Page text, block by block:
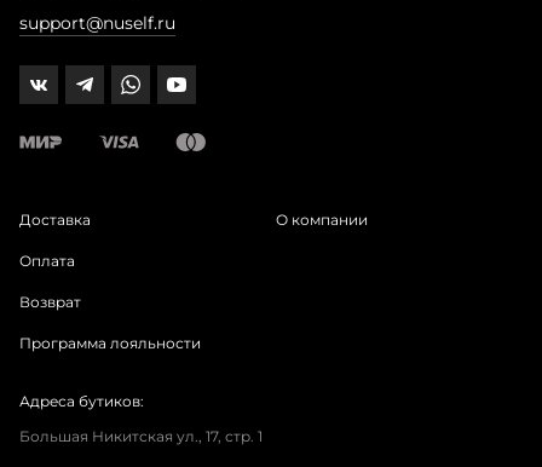
support@nuself.ru
Доставка
Оплата
Возврат
Программа лояльности
О компании
Адреса бутиков:
Большая Никитская ул., 17, стр. 1